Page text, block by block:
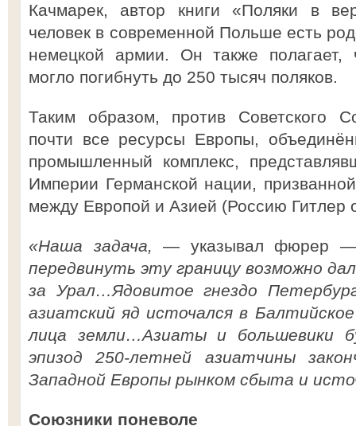
Качмарек, автор книги «Поляки в
человек в современной Польше есть
немецкой армии. Он также
могло погибнуть до 250 тысяч поляков.
Таким образом, против Советского
почти все ресурсы Европы,
промышленный комплекс,
Империи Германской нации,
между Европой и Азией (Россию Гитлер
«Наша задача,— указывал фюрер —
передвинуть эту границу возможно
за Урал…Ядовитое гнездо
азиатский яд источался в
лица земли…Азиаты и большевики
эпизод 250-летней азиатчины
Западной Европы рынком сбыта и
Союзники поневоле